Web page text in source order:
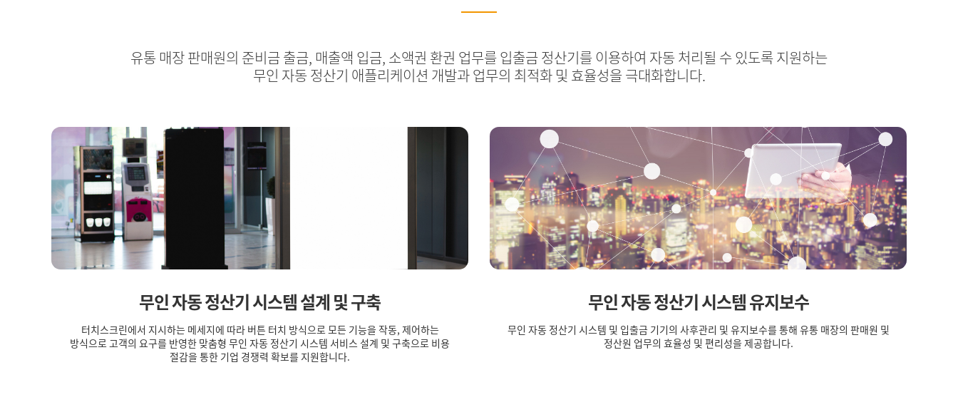
유통 매장 판매원의 준비금 출금, 매출액 입금, 소액권 환권 업무를 입출금 정산기를 이용하여 자동 처리될 수 있도록 지원하는
무인 자동 정산기 애플리케이션 개발과 업무의 최적화 및 효율성을 극대화합니다.
무인 자동 정산기 시스템 설계 및 구축
터치스크린에서 지시하는 메세지에 따라 버튼 터치 방식으로 모든 기능을 작동, 제어하는
방식으로 고객의 요구를 반영한 맞춤형 무인 자동 정산기 시스템 서비스 설계 및 구축으로 비용
절감을 통한 기업 경쟁력 확보를 지원합니다.
무인 자동 정산기 시스템 유지보수
무인 자동 정산기 시스템 및 입출금 기기의 사후관리 및 유지보수를 통해 유통 매장의 판매원 및
정산원 업무의 효율성 및 편리성을 제공합니다.